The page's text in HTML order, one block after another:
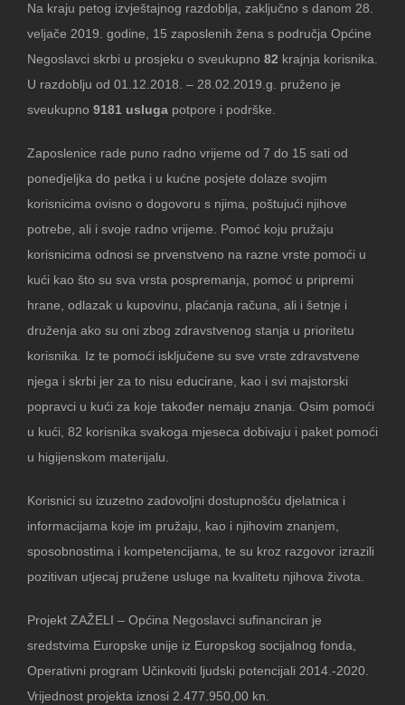
Na kraju petog izvještajnog razdoblja, zaključno s danom 28.
veljače 2019. godine, 15 zaposlenih žena s područja Općine
Negoslavci skrbi u prosjeku o sveukupno 82 krajnja korisnika.
U razdoblju od 01.12.2018. – 28.02.2019.g. pruženo je
sveukupno 9181 usluga potpore i podrške.
Zaposlenice rade puno radno vrijeme od 7 do 15 sati od
ponedjeljka do petka i u kućne posjete dolaze svojim
korisnicima ovisno o dogovoru s njima, poštujući njihove
potrebe, ali i svoje radno vrijeme. Pomoć koju pružaju
korisnicima odnosi se prvenstveno na razne vrste pomoći u
kući kao što su sva vrsta pospremanja, pomoć u pripremi
hrane, odlazak u kupovinu, plaćanja računa, ali i šetnje i
druženja ako su oni zbog zdravstvenog stanja u prioritetu
korisnika. Iz te pomoći isključene su sve vrste zdravstvene
njega i skrbi jer za to nisu educirane, kao i svi majstorski
popravci u kući za koje također nemaju znanja. Osim pomoći
u kući, 82 korisnika svakoga mjeseca dobivaju i paket pomoći
u higijenskom materijalu.
Korisnici su izuzetno zadovoljni dostupnošću djelatnica i
informacijama koje im pružaju, kao i njihovim znanjem,
sposobnostima i kompetencijama, te su kroz razgovor izrazili
pozitivan utjecaj pružene usluge na kvalitetu njihova života.
Projekt ZAŽELI – Općina Negoslavci sufinanciran je
sredstvima Europske unije iz Europskog socijalnog fonda,
Operativni program Učinkoviti ljudski potencijali 2014.-2020.
Vrijednost projekta iznosi 2.477.950,00 kn.